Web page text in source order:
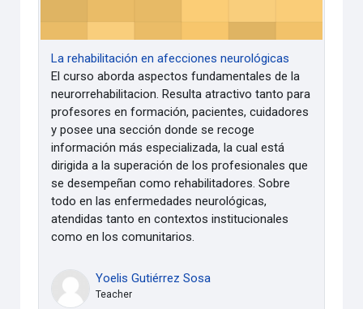
La rehabilitación en afecciones neurológicas
El curso aborda aspectos fundamentales de la
neurorrehabilitacion. Resulta atractivo tanto para
profesores en formación, pacientes, cuidadores
y posee una sección donde se recoge
información más especializada, la cual está
dirigida a la superación de los profesionales que
se desempeñan como rehabilitadores. Sobre
todo en las enfermedades neurológicas,
atendidas tanto en contextos institucionales
como en los comunitarios.
Yoelis Gutiérrez Sosa
Teacher